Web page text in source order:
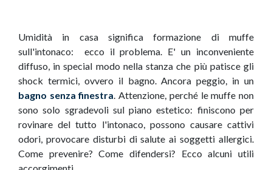
Umidità in casa significa formazione di muffe
sull'intonaco: ecco il problema. E' un inconveniente
diffuso, in special modo nella stanza che più patisce gli
shock termici, ovvero il bagno. Ancora peggio, in un
bagno senza finestra . Attenzione, perché le muffe non
sono solo sgradevoli sul piano estetico: finiscono per
rovinare del tutto l'intonaco, possono causare cattivi
odori, provocare disturbi di salute ai soggetti allergici.
Come prevenire? Come difendersi? Ecco alcuni utili
accorgimenti.